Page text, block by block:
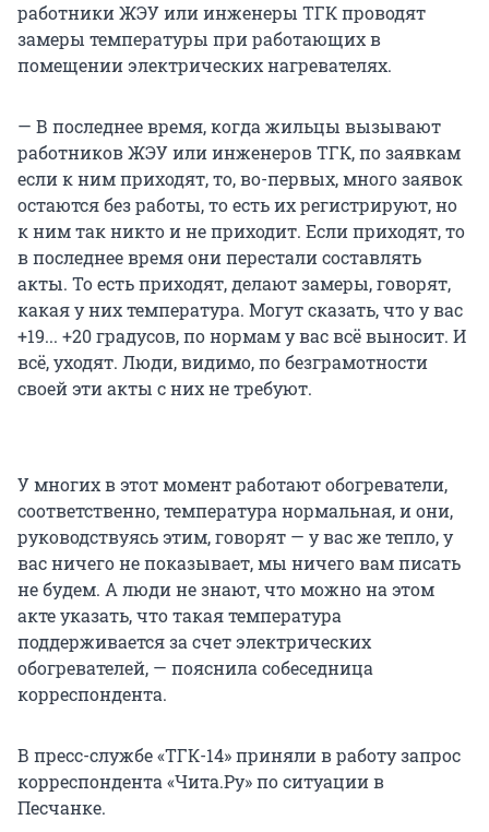
работники ЖЭУ или инженеры ТГК проводят
замеры температуры при работающих в
помещении электрических нагревателях.
— В последнее время, когда жильцы вызывают
работников ЖЭУ или инженеров ТГК, по заявкам
если к ним приходят, то, во-первых, много заявок
остаются без работы, то есть их регистрируют, но
к ним так никто и не приходит. Если приходят, то
в последнее время они перестали составлять
акты. То есть приходят, делают замеры, говорят,
какая у них температура. Могут сказать, что у вас
+19... +20 градусов, по нормам у вас всё выносит. И
всё, уходят. Люди, видимо, по безграмотности
своей эти акты с них не требуют.
У многих в этот момент работают обогреватели,
соответственно, температура нормальная, и они,
руководствуясь этим, говорят — у вас же тепло, у
вас ничего не показывает, мы ничего вам писать
не будем. А люди не знают, что можно на этом
акте указать, что такая температура
поддерживается за счет электрических
обогревателей, — пояснила собеседница
корреспондента.
В пресс-службе «ТГК-14» приняли в работу запрос
корреспондента «Чита.Ру» по ситуации в
Песчанке.